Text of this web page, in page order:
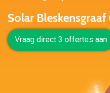
Solar Bleskensgraaf
Vraag direct 3 offertes aan